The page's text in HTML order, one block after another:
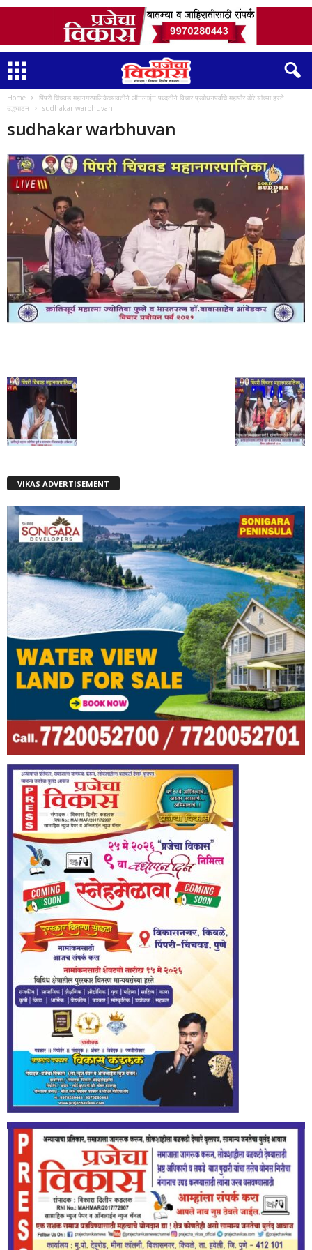
Home
पिंपरी चिंचवड महानगरपालिकेच्यावतीने ऑनलाईन पध्दतीने विचार प्रबोधनपर्वाचे महापौर ढोरे यांच्या हस्ते
उद्धघाटन
sudhakar warbhuvan
sudhakar warbhuvan
VIKAS ADVERTISEMENT